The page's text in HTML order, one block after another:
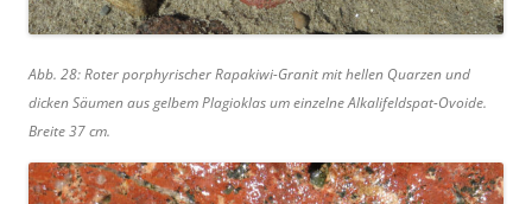
Abb. 28: Roter porphyrischer Rapakiwi-Granit mit hellen Quarzen und
dicken Säumen aus gelbem Plagioklas um einzelne Alkalifeldspat-Ovoide.
Breite 37 cm.